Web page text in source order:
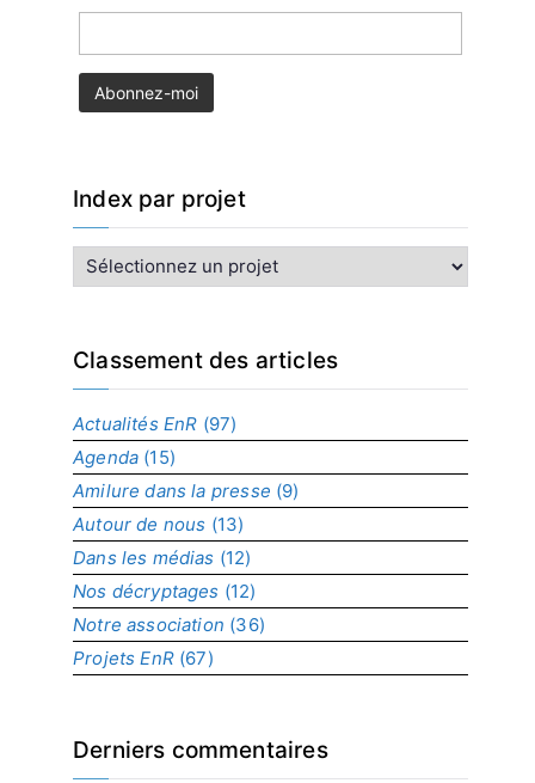
Index par projet
n
x
r
p
r
o
j
e
t
Classement des articles
Actualités EnR (97)
Agenda (15)
Amilure dans la presse (9)
Autour de nous (13)
Dans les médias (12)
Nos décryptages (12)
Notre association (36)
Projets EnR(67)
Derniers commentaires